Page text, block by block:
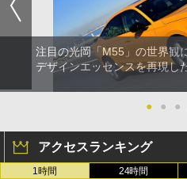
注目の光岡「M55」の世界観
デザインエッセンスを再現し
● ● ●
アクセスランキング
1時間 24時間